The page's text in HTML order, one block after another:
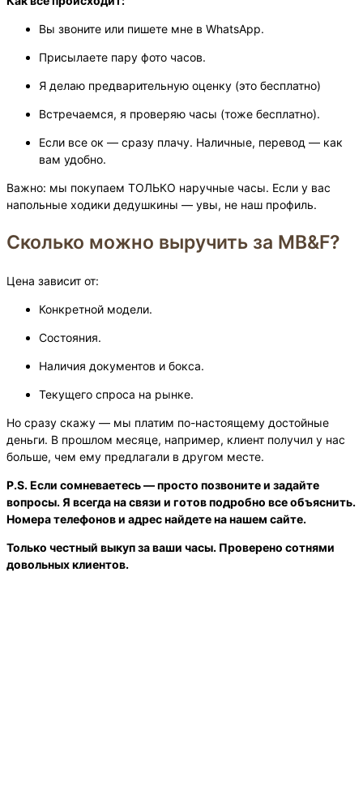
Вы звоните или пишете мне в WhatsApp.
Присылаете пару фото часов.
Я делаю предварительную оценку (это бесплатно)
Встречаемся, я проверяю часы (тоже бесплатно).
Если все ок — сразу плачу. Наличные, перевод — как
вам удобно.
Важно: мы покупаем ТОЛЬКО наручные часы. Если у вас
напольные ходики дедушкины — увы, не наш профиль.
Сколько можно выручить за MB&F?
Цена зависит от:
Конкретной модели.
Состояния.
Наличия документов и бокса.
Текущего спроса на рынке.
Но сразу скажу — мы платим по-настоящему достойные
деньги. В прошлом месяце, например, клиент получил у нас
больше, чем ему предлагали в другом месте.
P.S. Если сомневаетесь — просто позвоните и задайте
вопросы. Я всегда на связи и готов подробно все объяснить.
Номера телефонов и адрес найдете на нашем сайте.
Только честный выкуп за ваши часы. Проверено сотнями
довольных клиентов.